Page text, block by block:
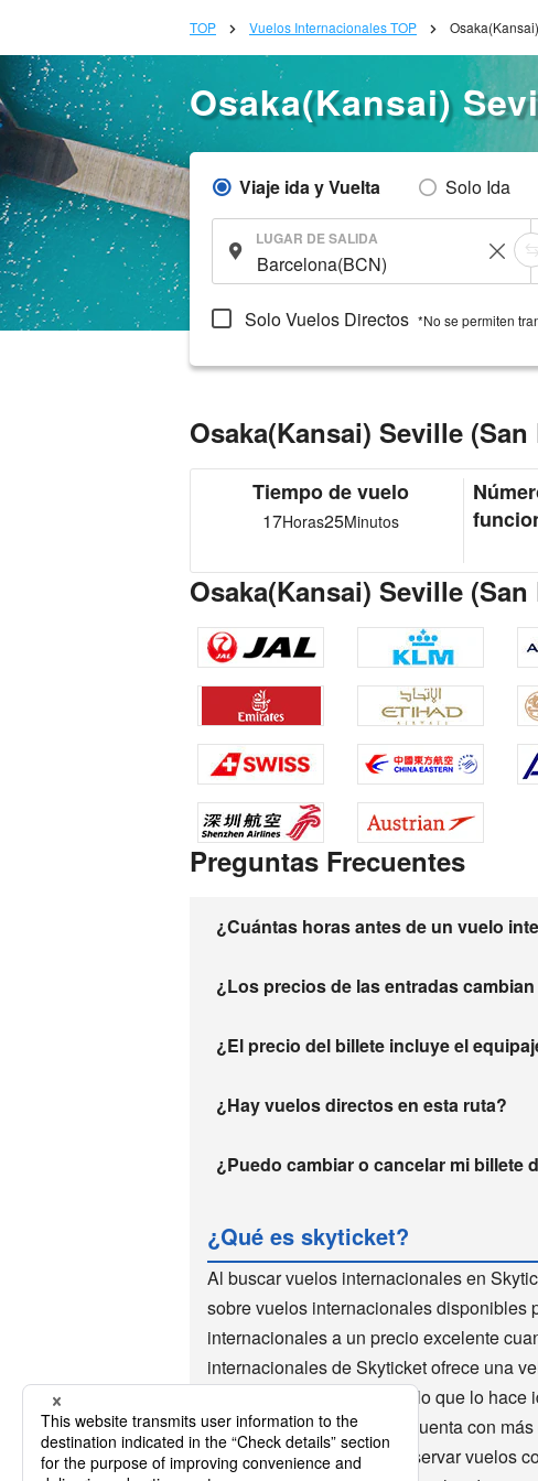
TOP Vuelos Internacionales TOP
Osaka(Kansai)
Viaje ida y Vuelta Solo Ida
LUGAR DE SALIDA
Solo Vuelos Directos *No se permiten
Osaka(Kansai) Seville
Tiempo de vuelo
17Horas25Minutos
Osaka(Kansai) Seville
Preguntas Frecuentes
¿Cuántas horas antes de un vuelo
¿Los precios de las entradas
¿El precio del billete incluye el
¿Hay vuelos directos en esta ruta?
¿Puedo cambiar o cancelar mi billete
¿Qué es skyticket?
Al buscar vuelos internacionales en
sobre vuelos internacionales disponibles
internacionales a un precio excelente
internacionales de Skyticket ofrece una
de vuelos internacionales, lo que lo
mundo utilizan Skyticket. Cuenta con
descuento. Es muy fácil reservar vuelos